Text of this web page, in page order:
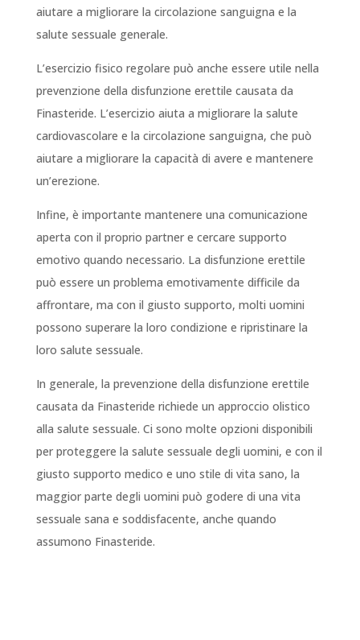
aiutare a migliorare la circolazione sanguigna e la
salute sessuale generale.
L’esercizio fisico regolare può anche essere utile nella
prevenzione della disfunzione erettile causata da
Finasteride. L’esercizio aiuta a migliorare la salute
cardiovascolare e la circolazione sanguigna, che può
aiutare a migliorare la capacità di avere e mantenere
un’erezione.
Infine, è importante mantenere una comunicazione
aperta con il proprio partner e cercare supporto
emotivo quando necessario. La disfunzione erettile
può essere un problema emotivamente difficile da
affrontare, ma con il giusto supporto, molti uomini
possono superare la loro condizione e ripristinare la
loro salute sessuale.
In generale, la prevenzione della disfunzione erettile
causata da Finasteride richiede un approccio olistico
alla salute sessuale. Ci sono molte opzioni disponibili
per proteggere la salute sessuale degli uomini, e con il
giusto supporto medico e uno stile di vita sano, la
maggior parte degli uomini può godere di una vita
sessuale sana e soddisfacente, anche quando
assumono Finasteride.